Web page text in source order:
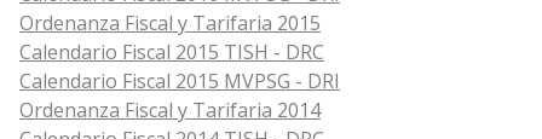
Ordenanza Fiscal y Tarifaria 2015
Calendario Fiscal 2015 TISH - DRC
Calendario Fiscal 2015 MVPSG - DRI
Ordenanza Fiscal y Tarifaria 2014